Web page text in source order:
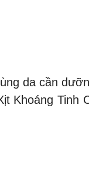
da cần
Khoáng Tinh